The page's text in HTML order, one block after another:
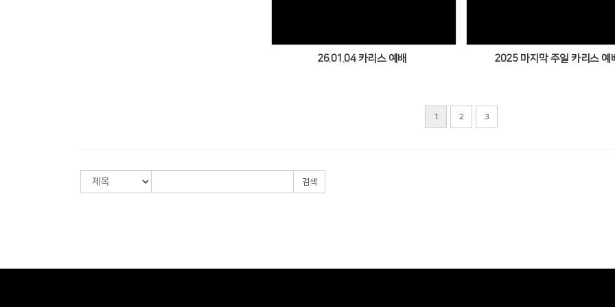
26.01.04 카리스 예배 2025 마지막 주일 카리스 예
1 2 3
검색